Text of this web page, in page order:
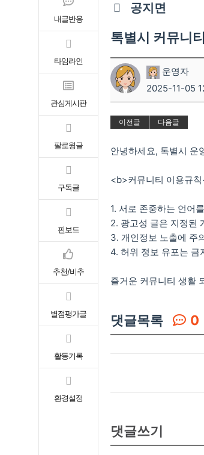
공지면
내글반응
타임라인
관심게시판
팔로윙글
구독글
핀보드
추천/비추
별점평가글
활동기록
환경설정
톡별시 커뮤니
운영자
2025-11-05
이전글 다음글
안녕하세요, 톡별시 운
<b>커뮤니티 이용규
1. 서로 존중하는 언어
2. 광고성 글은 지정된
3. 개인정보 노출에 주
4. 허위 정보 유포는 금
즐거운 커뮤니티 생활
댓글목록 0
댓글쓰기